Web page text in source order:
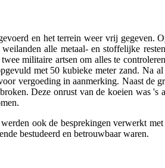
en het terrein weer vrij gegeven.
alle metaal- en stoffelijke
militaire artsen om alles te
met 50 kubieke meter zand. Na
vergoeding in aanmerking. Naast
Deze onrust van de koeien was
ook de besprekingen verwerkt
bestudeerd en betrouwbaar waren.